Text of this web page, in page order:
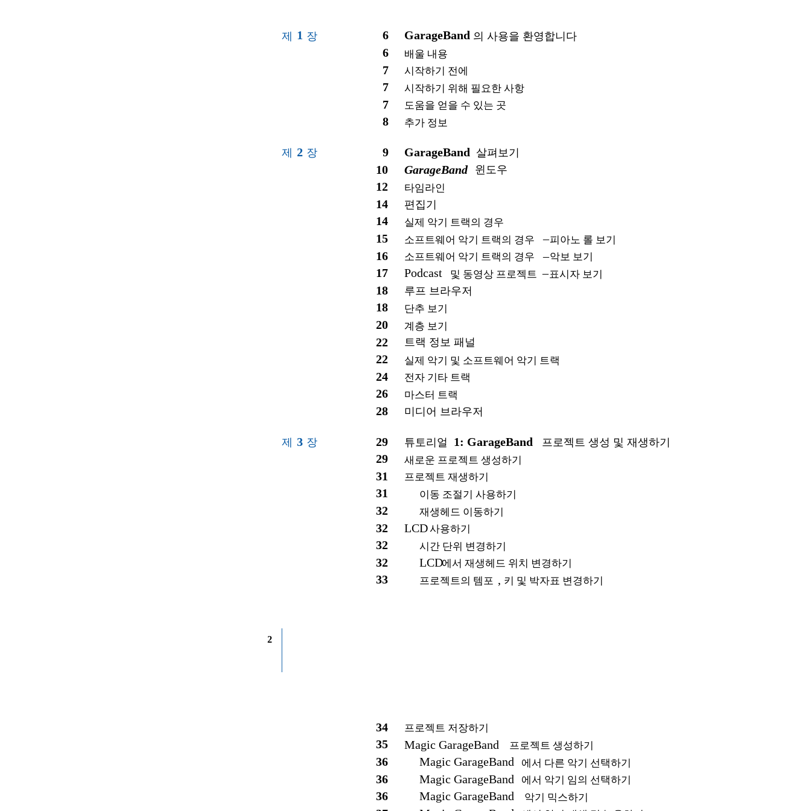
제 1 장 6 GarageBand 의 사용을 환영합니다
6 배울 내용
7 시작하기 전에
7 시작하기 위해 필요한 사항
7 도움을 얻을 수 있는 곳
8 추가 정보
제 2 장 9 GarageBand 살펴보기
10 GarageBand 윈도우
12 타임라인
14 편집기
14 실제 악기 트랙의 경우
15 소프트웨어 악기 트랙의 경우 –피아노 롤 보기
16 소프트웨어 악기 트랙의 경우 –악보 보기
17 Podcast 및 동영상 프로젝트 –표시자 보기
18 루프 브라우저
18 단추 보기
20 계층 보기
22 트랙 정보 패널
22 실제 악기 및 소프트웨어 악기 트랙
24 전자 기타 트랙
26 마스터 트랙
28 미디어 브라우저
제 3 장 29 튜토리얼 1: GarageBand 프로젝트 생성 및 재생하기
29 새로운 프로젝트 생성하기
31 프로젝트 재생하기
31 이동 조절기 사용하기
32 재생헤드 이동하기
32 LCD사용하기
32 시간 단위 변경하기
32 LCD에서 재생헤드 위치 변경하기
33 프로젝트의 템포 , 키 및 박자표 변경하기
2
34 프로젝트 저장하기
35 Magic GarageBand 프로젝트 생성하기
36 Magic GarageBand 에서 다른 악기 선택하기
36 Magic GarageBand 에서 악기 임의 선택하기
36 Magic GarageBand 악기 믹스하기